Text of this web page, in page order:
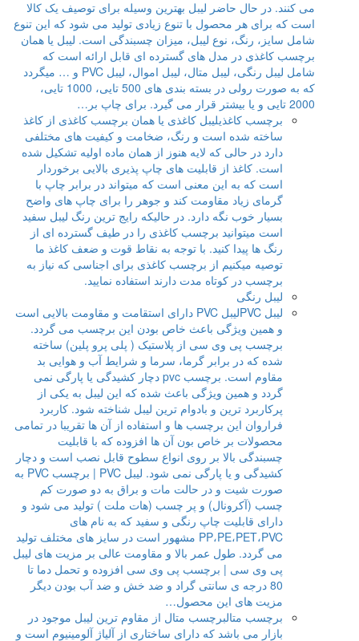
می کنند. در حال حاضر لیبل بهترین وسیله برای توصیف یک کالا
است که برای هر محصول با تنوع زیادی تولید می شود که این تنوع
شامل سایز، رنگ، نوع لیبل، میزان چسبندگی است. لیبل یا همان
برچسب کاغذی در مدل های گسترده ای قابل ارائه است که
شامل لیبل رنگی، لیبل متال، لیبل اموال، لیبل PVC و … میگردد
که به صورت رولی در بسته بندی های 500 تایی، 1000 تایی،
2000 تایی و یا بیشتر قرار می گیرد. برای چاپ بر…
برچسب کاغذیلیبل کاغذی یا همان برچسب کاغذی از کاغذ
ساخته شده است و رنگ، ضخامت و کیفیت های مختلفی
دارد در حالی که لایه هنوز از همان ماده اولیه تشکیل شده
است. کاغذ از قابلیت های چاپ پذیری بالایی برخوردار
است که به این معنی است که میتواند در برابر چاپ با
گرمای زیاد مقاومت کند و جوهر را برای چاپ های واضح
بسیار خوب نگه دارد. در حالیکه رایج ترین رنگ لیبل سفید
است میتوانید برچسب کاغذی را در طیف گسترده ای از
رنگ ها پیدا کنید. با توجه به نقاط قوت و ضعف کاغذ ما
توصیه میکنیم از برچسب کاغذی برای اجناسی که نیاز به
برچسب در کوتاه مدت دارند استفاده نمایید.
لیبل رنگی
لیبل PVC
لیبل PVC دارای استقامت و مقاومت بالایی است
و همین ویژگی باعث خاص بودن این برچسب می گردد.
برچسب پی وی سی از پلاستیک ( پلی پرو پلین) ساخته
شده که در برابر گرما، سرما و شرایط آب و هوایی بد
مقاوم است. برچسب pvc دچار کشیدگی یا پارگی نمی
گردد و همین ویژگی باعث شده که این لیبل به یکی از
پرکاربرد ترین و بادوام ترین لیبل شناخته شود. کاربرد
فراروان این برچسب ها و استفاده از آن ها تقریبا در تمامی
محصولات بر خاص بون آن ها افزوده که با قابلیت
چسبندگی بالا بر روی انواع سطوح قابل نصب است و دچار
کشیدگی و یا پارگی نمی شود. لیبل PVC | برچسب PVC به
صورت شیت و در حالت مات و براق به دو صورت کم
چسب (آکرونال) و پر چسب (هات ملت ) تولید می شود و
دارای قابلیت چاپ رنگی و سفید که به نام های
PP،PE،PET،PVC مشهور است در سایز های مختلف تولید
می گردد. طول عمر بالا و مقاومت عالی بر مزیت های لیبل
پی وی سی | برچسب پی وی سی افزوده و تحمل دما تا
80 درجه ی سانتی گراد و ضد خش و ضد آب بودن دیگر
مزیت های این محصول…
برچسب متالبرچسب متال از مقاوم ترین لیبل موجود در
بازار می باشد که دارای ساختاری از آلیاژ آلومینیوم است و